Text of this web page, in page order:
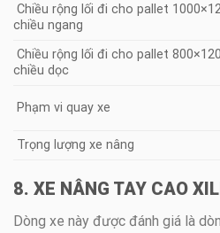
Chiều rộng lối đi cho pallet
chiều ngang
Chiều rộng lối đi cho pallet
chiều dọc
Phạm vi quay xe
Trọng lượng xe nâng
8. XE NÂNG TAY CAO
Dòng xe này được đánh giá là